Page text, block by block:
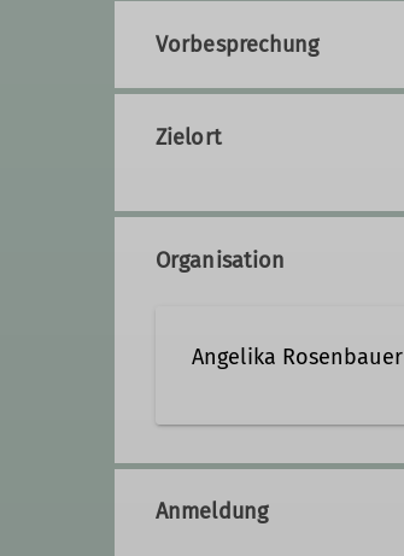
Vorbesprechung
Zielort
Organisation
Angelika Rosenbauer
Anmeldung